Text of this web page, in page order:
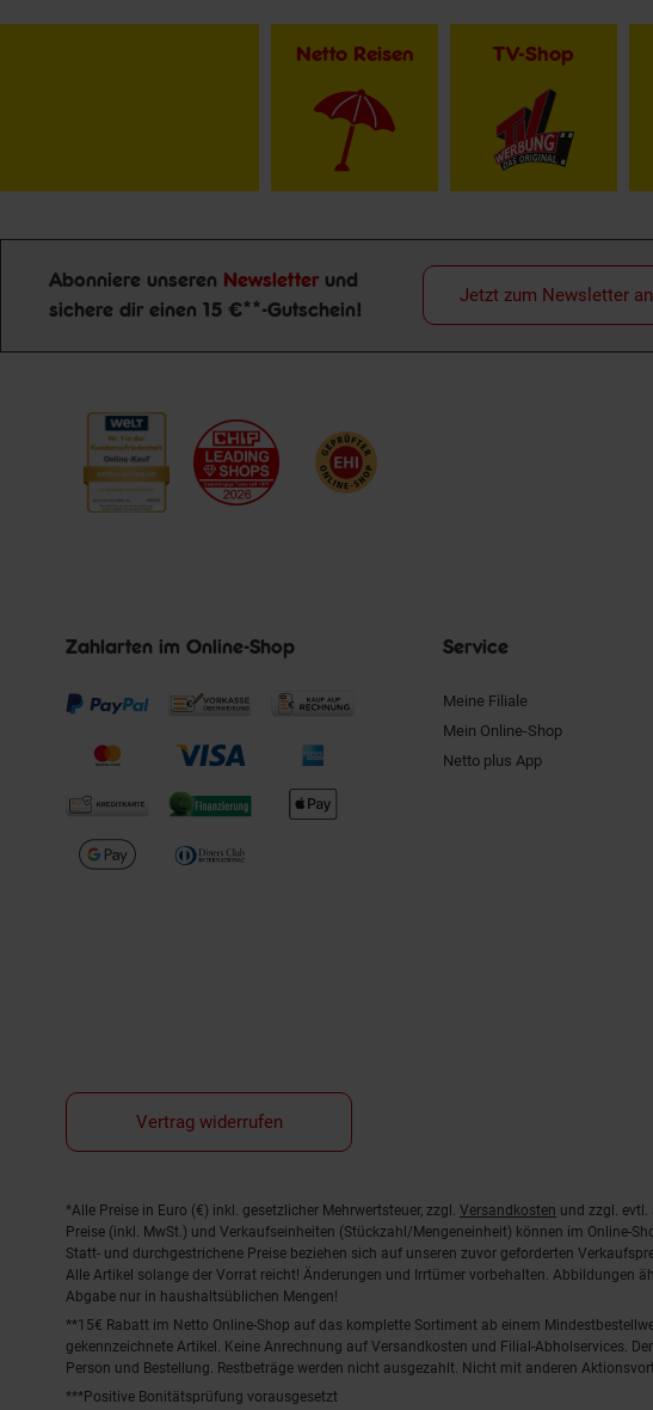
Netto Reisen TV-Shop
Newsletter Anmeldung
Abonniere unseren Newsletter und
sichere dir einen 15 €**-Gutschein!
Jetzt zum Newsletter
Zahlarten im Online-Shop Service
Meine Filiale
Mein Online-Shop
Netto plus App
Vertrag widerrufen
Fußnoten
*Alle Preise in Euro (€) inkl. gesetzlicher Mehrwertsteuer, zzgl. Versandkosten und zzgl.
Preise (inkl. MwSt.) und Verkaufseinheiten (Stückzahl/Mengeneinheit) können im Online-
Statt- und durchgestrichene Preise beziehen sich auf unseren zuvor geforderten
Alle Artikel solange der Vorrat reicht! Änderungen und Irrtümer vorbehalten. Abbildungen
Abgabe nur in haushaltsüblichen Mengen!
**15€ Rabatt im Netto Online-Shop auf das komplette Sortiment ab einem
gekennzeichnete Artikel. Keine Anrechnung auf Versandkosten und Filial-Abholservices.
Person und Bestellung. Restbeträge werden nicht ausgezahlt. Nicht mit anderen
***Positive Bonitätsprüfung vorausgesetzt